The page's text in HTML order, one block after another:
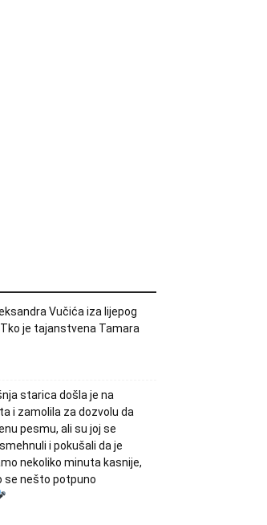
Vučića iza lijepog
je tajanstvena Tamara
starica došla je na
i zamolila za dozvolu da
pesmu, ali su joj se
i pokušali da je
nekoliko minuta kasnije,
se nešto potpuno